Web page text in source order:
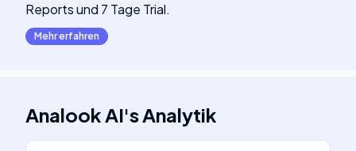
Reports und 7 Tage Trial.
Mehr erfahren
Analook AI'sAnalytik